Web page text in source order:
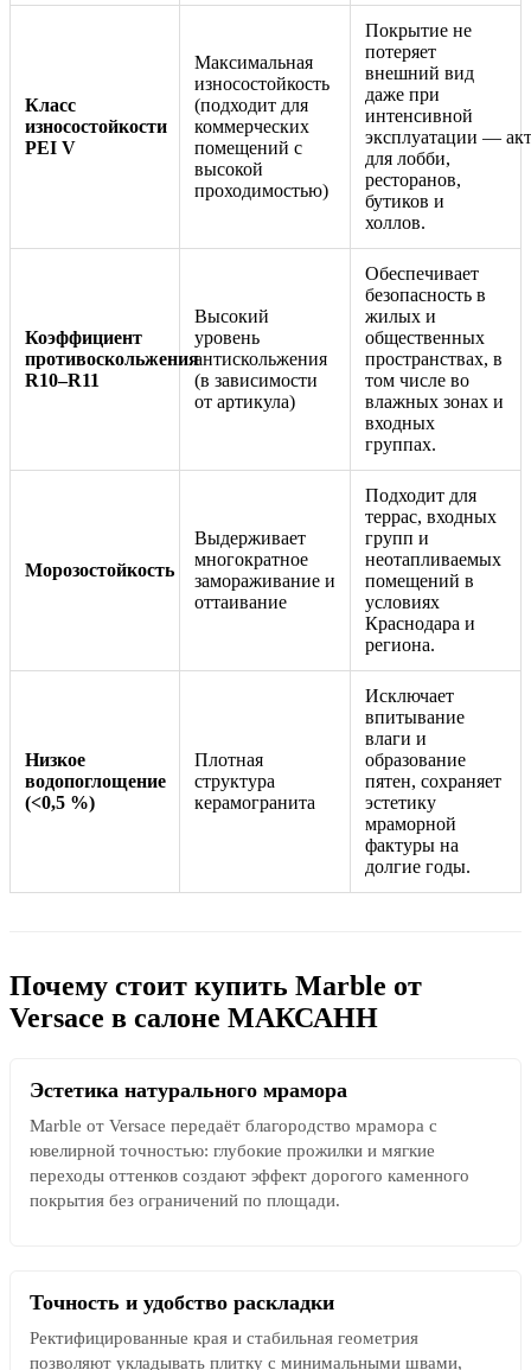
Класс
износостойкости
PEI V
Максимальная
износостойкость
(подходит для
коммерческих
помещений с
высокой
проходимостью)
Покрытие не
потеряет
внешний вид
даже при
интенсивной
эксплуатации —
для лобби,
ресторанов,
бутиков и
холлов.
Коэффициент
противоскольжения
R10–R11
Высокий
уровень
антискольжения
(в зависимости
от артикула)
Обеспечивает
безопасность в
жилых и
общественных
пространствах, в
том числе во
влажных зонах и
входных
группах.
Морозостойкость
Выдерживает
многократное
замораживание и
оттаивание
Подходит для
террас, входных
групп и
неотапливаемых
помещений в
условиях
Краснодара и
региона.
Низкое
водопоглощение
(<0,5 %)
Плотная
структура
керамогранита
Исключает
впитывание
влаги и
образование
пятен, сохраняет
эстетику
мраморной
фактуры на
долгие годы.
Почему стоит купить Marble от
Versace в салоне МАКСАНН
Эстетика натурального мрамора
Marble от Versace передаёт благородство мрамора с
ювелирной точностью: глубокие прожилки и мягкие
переходы оттенков создают эффект дорогого каменного
покрытия без ограничений по площади.
Точность и удобство раскладки
Ректифицированные края и стабильная геометрия
позволяют укладывать плитку с минимальными швами,